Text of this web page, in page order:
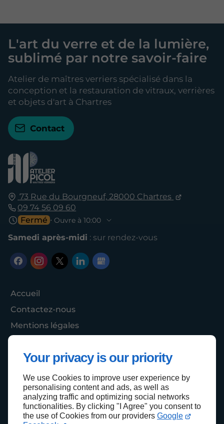
Your privacy is our priority
We use Cookies to improve user experience by
personalising content and ads, as well as
analyzing traffic and optimizing social networks
functionalities. By clicking "I Agree" you consent to
the use of Cookies from our providers Google
73 Rue du Bourgneuf, 28000 Chartres
09 74 56 09 60
Fermé ⋅ Ouvre à 10:00
Samedi après-midi : sur rendez-vous
Accueil
Contactez-nous
Mentions légales
L'art du verre et de la lumière,
sublimé par notre savoir-faire
Atelier de maîtres verriers spécialisé dans la
conception et la restauration de vitraux, verrières
et objets d'art à Chartres
Contact
Haut de page